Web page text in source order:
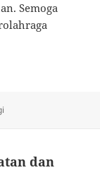
Semoga
dan